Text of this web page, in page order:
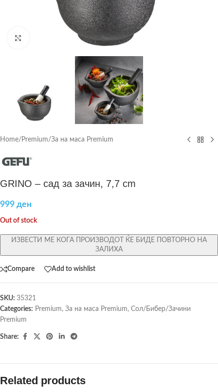
Home/ Premium/За на маса Premium
GRINO – сад за зачин, 7,7 cm
999 ден
Out of stock
ИЗВЕСТИ МЕ КОГА ПРОИЗВОДОТ ЌЕ БИДЕ ПОВТОРНО НА
ЗАЛИХА
Compare Add to wishlist
SKU: 35321
Categories: Premium, За на маса Premium, Сол/Бибер/Зачини
Premium
Share:
Related products